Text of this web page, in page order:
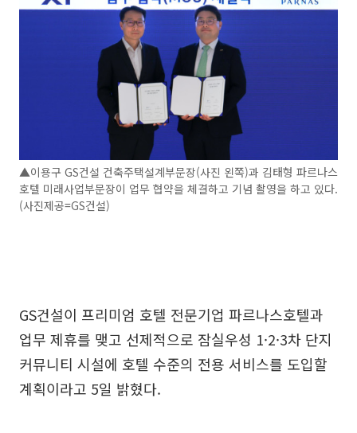
▲이용구 GS건설 건축주택설계부문장(사진 왼쪽)과 김태형 파르나스
호텔 미래사업부문장이 업무 협약을 체결하고 기념 촬영을 하고 있다.
(사진제공=GS건설)
GS건설이 프리미엄 호텔 전문기업 파르나스호텔과
업무 제휴를 맺고 선제적으로 잠실우성 1·2·3차 단지
커뮤니티 시설에 호텔 수준의 전용 서비스를 도입할
계획이라고 5일 밝혔다.